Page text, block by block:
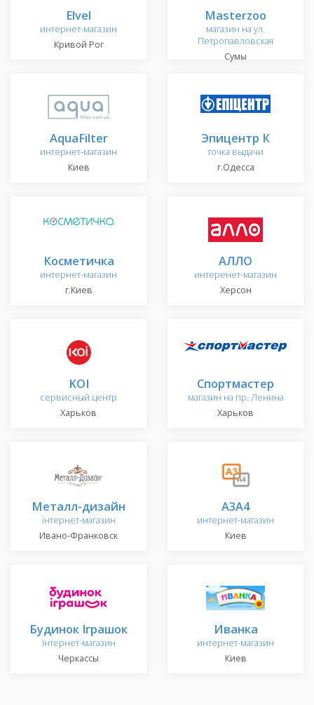
Elvel
интернет-магазин
Кривой Рог
Masterzoo
магазин на ул.
Петропавловская
Сумы
AquaFilter
интернет-магазин
Киев
Эпицентр К
точка выдачи
г.Одесса
Косметичка
интернет-магазин
г.Киев
АЛЛО
интеренет-магазин
Херсон
KOI
сервисный центр
Харьков
Спортмастер
магазин на пр. Ленина
Харьков
Металл-дизайн
інтернет-магазин
Ивано-Франковск
А3А4
интернет-магазин
Киев
Будинок Іграшок
інтернет-магазин
Черкассы
Иванка
интернет-магазин
Киев